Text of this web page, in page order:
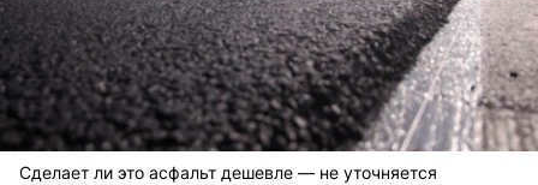
Сделает ли это асфальт дешевле — не уточняется